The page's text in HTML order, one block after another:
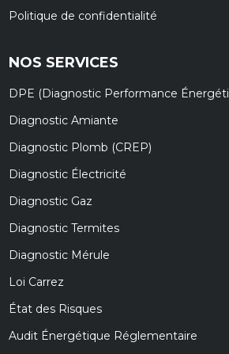
Politique de confidentialité
NOS SERVICES
DPE (Diagnostic Performance
Diagnostic Amiante
Diagnostic Plomb (CREP)
Diagnostic Électricité
Diagnostic Gaz
Diagnostic Termites
Diagnostic Mérule
Loi Carrez
État des Risques
Audit Énergétique Réglementaire